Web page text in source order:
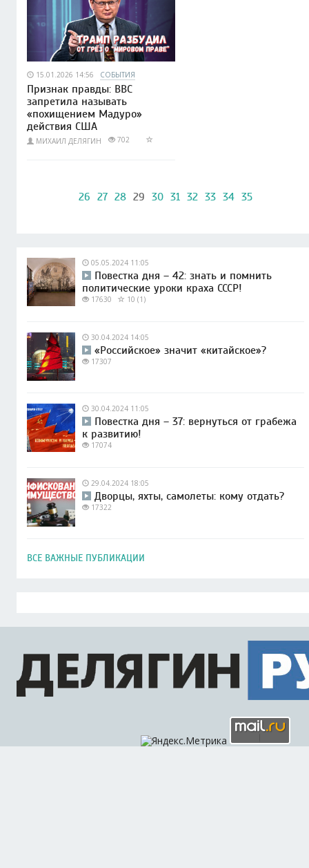
15.01.2026 14:56 СОБЫТИЯ
Признак правды: BBC
запретила называть
«похищением Мадуро»
действия США
МИХАИЛ ДЕЛЯГИН 702
26 27 28 29 30 31 32 33 34 35
05.05.2024 11:05
Повестка дня – 42: знать и помнить
политические уроки краха СССР!
17630 10 (1)
30.04.2024 14:05
«Российское» значит «китайское»?
17307
30.04.2024 11:05
Повестка дня – 37: вернуться от грабежа
к развитию!
17074
29.04.2024 18:05
Дворцы, яхты, самолеты: кому отдать?
17322
ВСЕ ВАЖНЫЕ ПУБЛИКАЦИИ